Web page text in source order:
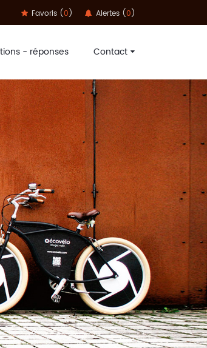
Favoris (0) Alertes (0)
- réponses Contact